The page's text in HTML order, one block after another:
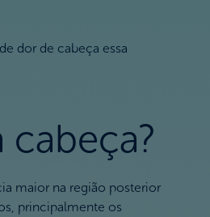
dor de cabeça essa
maior na região posterior
principalmente os